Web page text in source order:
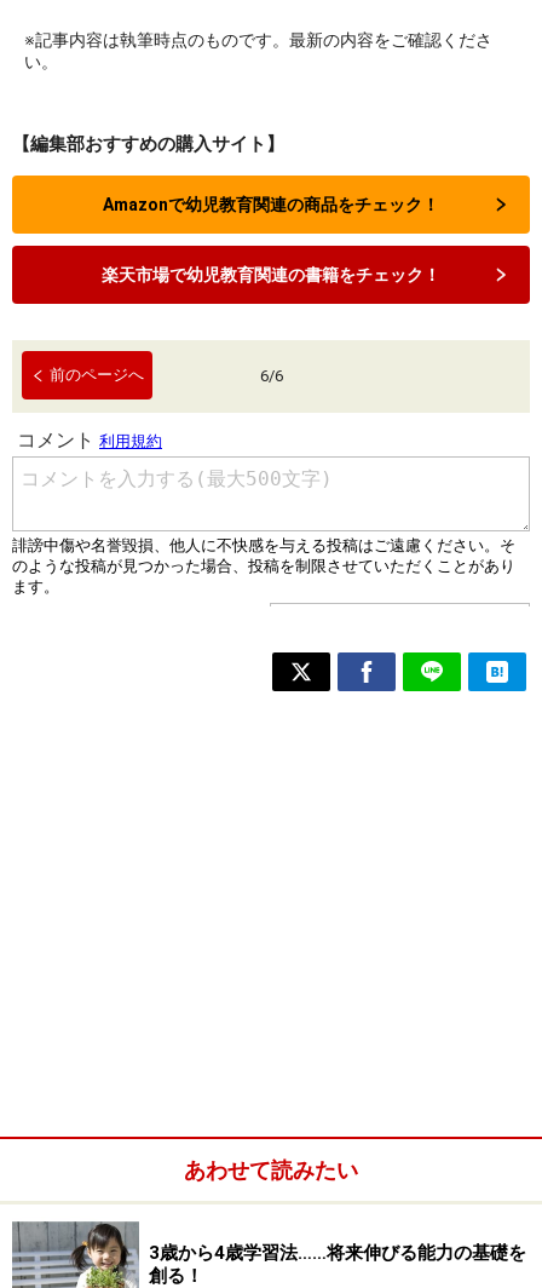
※記事内容は執筆時点のものです。最新の内容をご確認くださ
い。
【編集部おすすめの購入サイト】
Amazonで幼児教育関連の商品をチェック！
楽天市場で幼児教育関連の書籍をチェック！
前のページへ 6/6
あわせて読みたい
3歳から4歳学習法……将来伸びる能力の基礎を
創る！